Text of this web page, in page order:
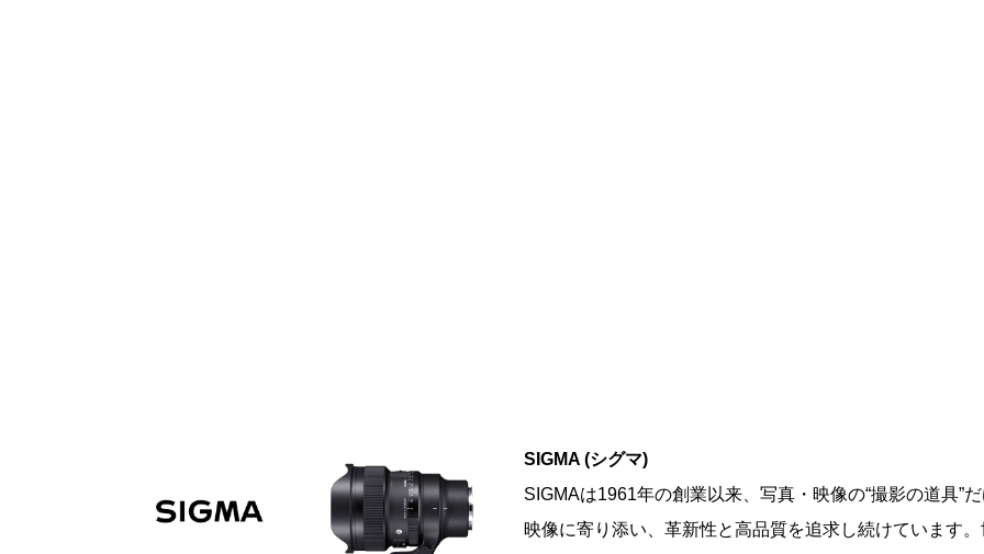
SIGMA (シグマ)
SIGMAは1961年の創業以来、写真・映像の“撮影の道具”
映像に寄り添い、革新性と高品質を追求し続けています